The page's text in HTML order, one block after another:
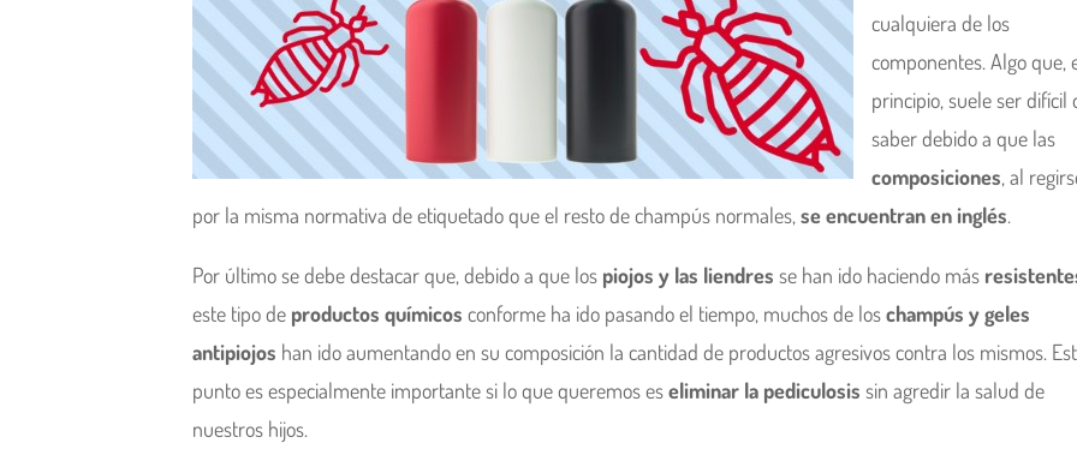
cualquiera de los
componentes. Algo que,
principio, suele ser difícil
saber debido a que las
composiciones, al
por la misma normativa de etiquetado que el resto de champús normales, se encuentran en inglés.
Por último se debe destacar que, debido a que los piojos y las liendres se han ido haciendo más
este tipo de productos químicos conforme ha ido pasando el tiempo, muchos de loschampús y geles
antipiojos han ido aumentando en su composición la cantidad de productos agresivos contra los mismos.
punto es especialmente importante si lo que queremos eseliminar la pediculosis sin agredir la salud de
nuestros hijos.